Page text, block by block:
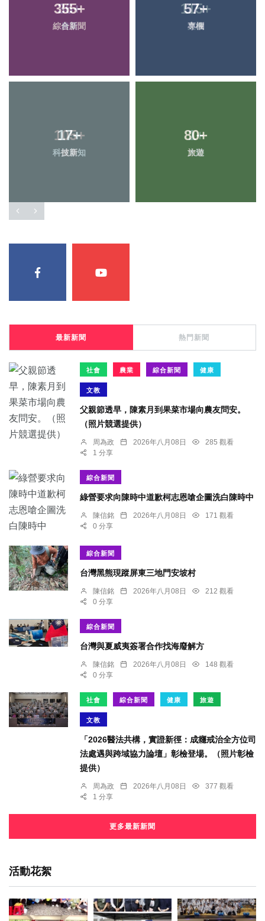
355+
綜合新聞
57+
專欄
17+
科技新知
80+
旅遊
最新新聞 熱門新聞
社會 農業 綜合新聞 健康
文教
父親節透早，陳素月到果菜市場向農友問安。
（照片競選提供）
周為政 2026年八月08日
285 觀看
1 分享
綜合新聞
綠營要求向陳時中道歉柯志恩嗆企圖洗白陳時中
陳信銘 2026年八月08日
171 觀看
0 分享
綜合新聞
台灣黑熊現蹤屏東三地門安坡村
陳信銘 2026年八月08日
212 觀看
0 分享
綜合新聞
台灣與夏威夷簽署合作找海廢解方
陳信銘 2026年八月08日
148 觀看
0 分享
社會 綜合新聞 健康 旅遊
文教
「2026醫法共構，實證新徑：成癮戒治全方位司
法處遇與跨域協力論壇」彰檢登場。（照片彰檢
提供）
周為政 2026年八月08日
377 觀看
1 分享
更多最新新聞
活動花絮